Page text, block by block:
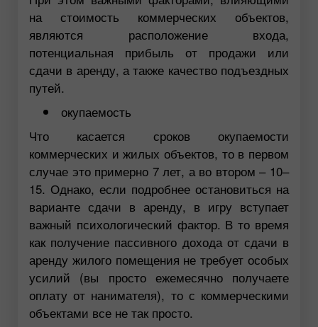
на стоимость коммерческих объектов,
являются расположение входа,
потенциальная прибыль от продажи или
сдачи в аренду, а также качество подъездных
путей.
окупаемость
Что касается сроков окупаемости
коммерческих и жилых объектов, то в первом
случае это примерно 7 лет, а во втором – 10–
15. Однако, если подробнее остановиться на
варианте сдачи в аренду, в игру вступает
важный психологический фактор. В то время
как получение пассивного дохода от сдачи в
аренду жилого помещения не требует особых
усилий (вы просто ежемесячно получаете
оплату от нанимателя), то с коммерческими
объектами все не так просто.